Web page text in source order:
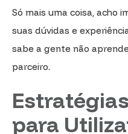
Só mais uma coisa, acho
suas dúvidas e
sabe a gente não
parceiro.
para